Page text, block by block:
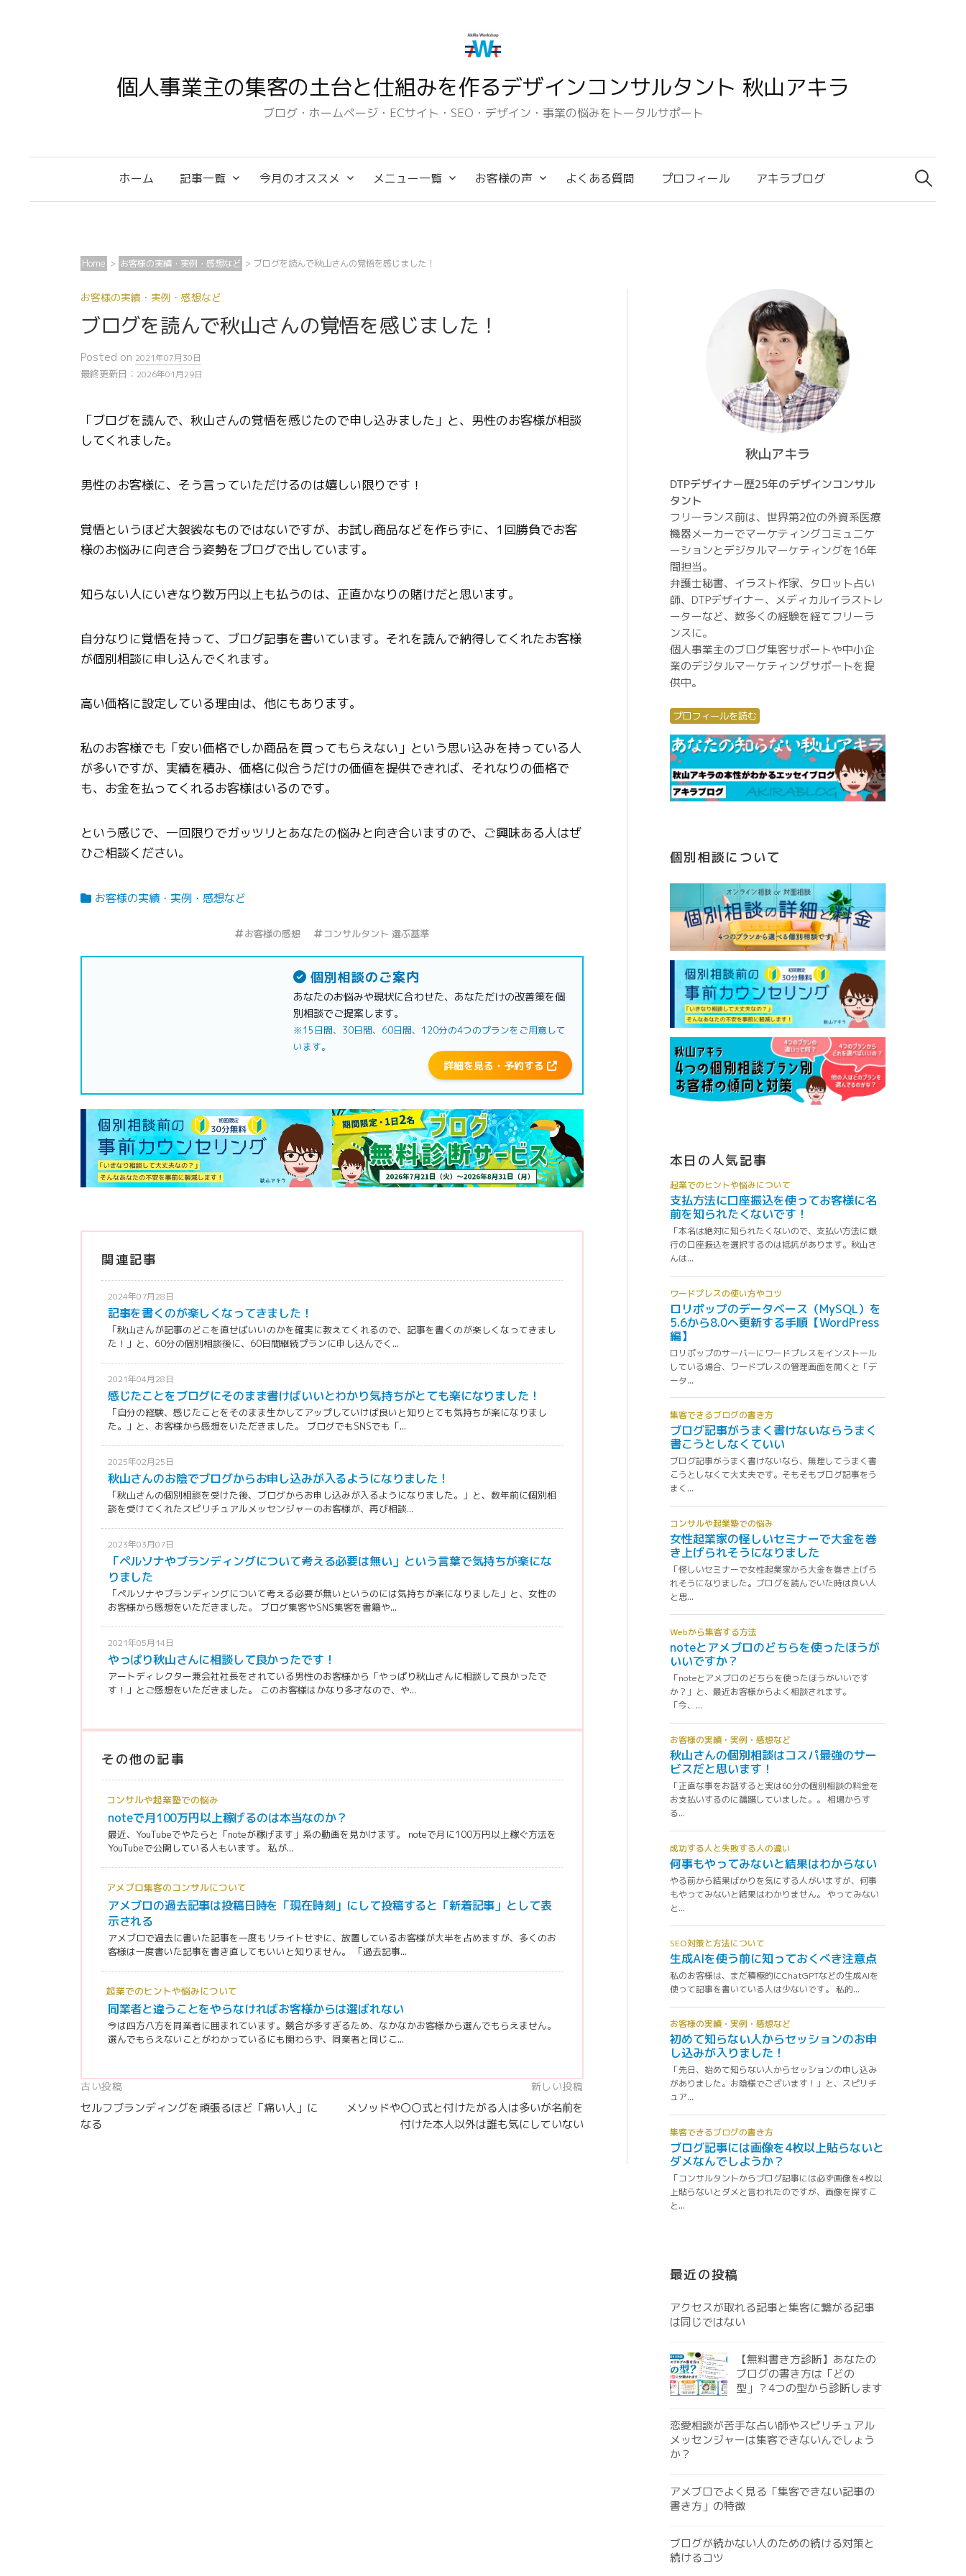
個人事業主の集客の土台と仕組みを作るデザインコンサルタント 秋山アキラ
ブログ・ホームページ・ECサイト・SEO・デザイン・事業の悩みをトータルサポート
ホーム 記事一覧 今月のオススメ メニュー一覧 お客様の声 よくある質問 プロフィール アキラブログ
検
索:
Home > お客様の実績・実例・感想など > ブログを読んで秋山さんの覚悟を感じました！
お客様の実績・実例・感想など
ブログを読んで秋山さんの覚悟を感じました！
Posted on 2021年07月30日
最終更新日： 2026年01月29日
「ブログを読んで、秋山さんの覚悟を感じたので申し込みました」と、男性のお客様が相談
してくれました。
男性のお客様に、そう言っていただけるのは嬉しい限りです！
覚悟というほど大袈裟なものではないですが、お試し商品などを作らずに、1回勝負でお客
様のお悩みに向き合う姿勢をブログで出しています。
知らない人にいきなり数万円以上も払うのは、正直かなりの賭けだと思います。
自分なりに覚悟を持って、ブログ記事を書いています。それを読んで納得してくれたお客様
が個別相談に申し込んでくれます。
高い価格に設定している理由は、他にもあります。
私のお客様でも「安い価格でしか商品を買ってもらえない」という思い込みを持っている人
が多いですが、実績を積み、価格に似合うだけの価値を提供できれば、それなりの価格で
も、お金を払ってくれるお客様はいるのです。
という感じで、一回限りでガッツリとあなたの悩みと向き合いますので、ご興味ある人はぜ
ひご相談ください。
お客様の実績・実例・感想など
お客様の感想 コンサルタント 選ぶ基準
個別相談のご案内
あなたのお悩みや現状に合わせた、あなただけの改善策を個
別相談でご提案します。
※15日間、30日間、60日間、120分の4つのプランをご用意して
います。
詳細を見る・予約する
関連記事
2024年07月28日
記事を書くのが楽しくなってきました！
「秋山さんが記事のどこを直せばいいのかを確実に教えてくれるので、記事を書くのが楽しくなってきまし
た！」と、60分の個別相談後に、60日間継続プランに申し込んでく...
2021年04月28日
感じたことをブログにそのまま書けばいいとわかり気持ちがとても楽になりました！
「自分の経験、感じたことをそのまま生かしてアップしていけば良いと知りとても気持ちが楽になりまし
た。」と、お客様から感想をいただきました。 ブログでもSNSでも「...
2025年02月25日
秋山さんのお陰でブログからお申し込みが入るようになりました！
「秋山さんの個別相談を受けた後、ブログからお申し込みが入るようになりました。」と、数年前に個別相
談を受けてくれたスピリチュアルメッセンジャーのお客様が、再び相談...
2023年03月07日
「ペルソナやブランディングについて考える必要は無い」という言葉で気持ちが楽にな
りました
「ペルソナやブランディングについて考える必要が無いというのには気持ちが楽になりました」と、女性の
お客様から感想をいただきました。 ブログ集客やSNS集客を書籍や...
2021年05月14日
やっぱり秋山さんに相談して良かったです！
アートディレクター兼会社社長をされている男性のお客様から「やっぱり秋山さんに相談して良かったで
す！」とご感想をいただきました。 このお客様はかなり多才なので、や...
その他の記事
コンサルや起業塾での悩み
noteで月100万円以上稼げるのは本当なのか？
最近、YouTubeでやたらと「noteが稼げます」系の動画を見かけます。 noteで月に100万円以上稼ぐ方法を
YouTubeで公開している人もいます。 私が...
アメブロ集客のコンサルについて
アメブロの過去記事は投稿日時を「現在時刻」にして投稿すると「新着記事」として表
示される
アメブロで過去に書いた記事を一度もリライトせずに、放置しているお客様が大半を占めますが、多くのお
客様は一度書いた記事を書き直してもいいと知りません。 「過去記事...
起業でのヒントや悩みについて
同業者と違うことをやらなければお客様からは選ばれない
今は四方八方を同業者に囲まれています。競合が多すぎるため、なかなかお客様から選んでもらえません。
選んでもらえないことがわかっているにも関わらず、同業者と同じこ...
投
稿
古い投稿
セルフブランディングを頑張るほど「痛い人」に
なる
新しい投稿
メソッドや〇〇式と付けたがる人は多いが名前を
付けた本人以外は誰も気にしていない
秋山アキラ
DTPデザイナー歴25年のデザインコンサル
タント
フリーランス前は、世界第2位の外資系医療
機器メーカーでマーケティングコミュニケ
ーションとデジタルマーケティングを16年
間担当。
弁護士秘書、イラスト作家、タロット占い
師、DTPデザイナー、メディカルイラストレ
ーターなど、数多くの経験を経てフリーラ
ンスに。
個人事業主のブログ集客サポートや中小企
業のデジタルマーケティングサポートを提
供中。
プロフィールを読む
個別相談について
本日の人気記事
最近の投稿
アクセスが取れる記事と集客に繋がる記事
は同じではない
【無料書き方診断】あなたの
ブログの書き方は「どの
型」？4つの型から診断します
恋愛相談が苦手な占い師やスピリチュアル
メッセンジャーは集客できないんでしょう
か？
アメブロでよく見る「集客できない記事の
書き方」の特徴
ブログが続かない人のための続ける対策と
続けるコツ